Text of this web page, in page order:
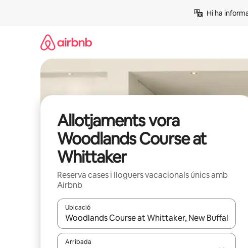
Hi ha
Allotjaments vora
Woodlands Course at
Whittaker
Reserva cases i lloguers vacacionals únics amb
Airbnb
Ubicació
Quan els resultats estiguin disponibles, podràs
Arribada